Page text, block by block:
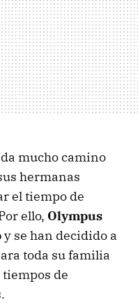
mucho camino
hermanas
el tiempo de
ello, Olympus
y se han decidido a
toda su familia
de